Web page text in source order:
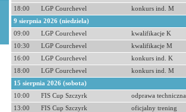
18:00
LGP Courchevel
konkurs ind. M
9 sierpnia 2026 (niedziela)
09:00
LGP Courchevel
kwalifikacje K
10:30
LGP Courchevel
kwalifikacje M
16:00
LGP Courchevel
konkurs ind. K
18:00
LGP Courchevel
konkurs ind. M
15 sierpnia 2026 (sobota)
10:00
FIS Cup Szczyrk
odprawa techniczna
13:00
FIS Cup Szczyrk
oficjalny trening